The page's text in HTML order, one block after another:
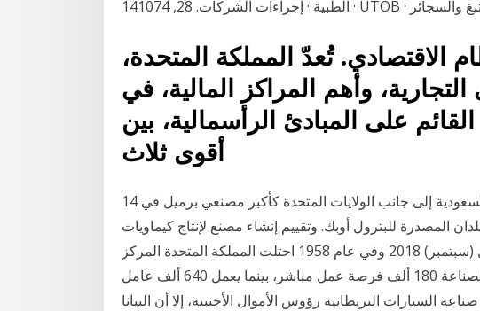
1. النظام الاقتصادي. تُعدّ المملكة المتحدة،
وأهم المراكز المالية، في
القائم على المبادئ الرأسمالية، بين
أقوى ثلاث
14 أيلول (سبتمبر) 2020 تتربع المملكة العربية السعودية إلى جانب الولايات المتحدة كأكبر مصنعي برميل في
المصدرة للبترول أوبك. وتقييم إنشاء مصنع لإنتاج كيماويات
متخصصة في مدينة الجبيل الص 4 أيلول (سبتمبر) 2018 وفي عام 1958 احتلت المملكة المتحدة المركز
الثاني في إنتاج السيارات عالميا وضمنت الصناعة 180 ألف فرصة عمل مباشر، بينما يعمل 640 ألف عامل
السيارات البريطانية رؤوس الأموال الأجنبية، إلا أن البيانا